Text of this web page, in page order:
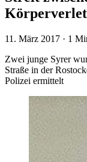
11. März 2017 · 1
Zwei junge Syrer
Straße in der
Polizei ermittelt